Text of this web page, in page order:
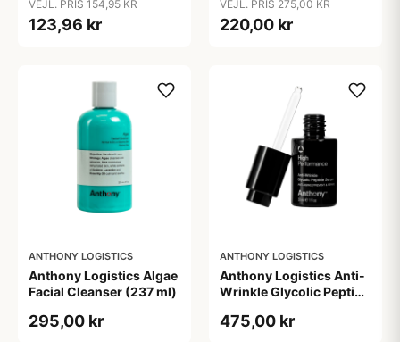
VEJL. PRIS 154,95 KR
123,96 kr
VEJL. PRIS 275,00 KR
220,00 kr
ANTHONY LOGISTICS
Anthony Logistics Algae
Facial Cleanser (237 ml)
295,00 kr
ANTHONY LOGISTICS
Anthony Logistics Anti-
Wrinkle Glycolic Peptide
475,00 kr